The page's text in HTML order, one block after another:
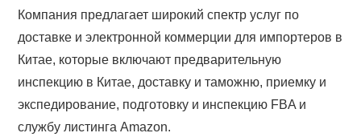
Компания предлагает широкий спектр услуг по
доставке и электронной коммерции для импортеров в
Китае, которые включают предварительную
инспекцию в Китае, доставку и таможню, приемку и
экспедирование, подготовку и инспекцию FBA и
службу листинга Amazon.